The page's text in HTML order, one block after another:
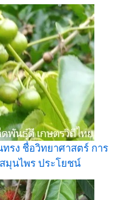
ง ชื่อวิทยาศาสตร์ การ
มุนไพร ประโยชน์